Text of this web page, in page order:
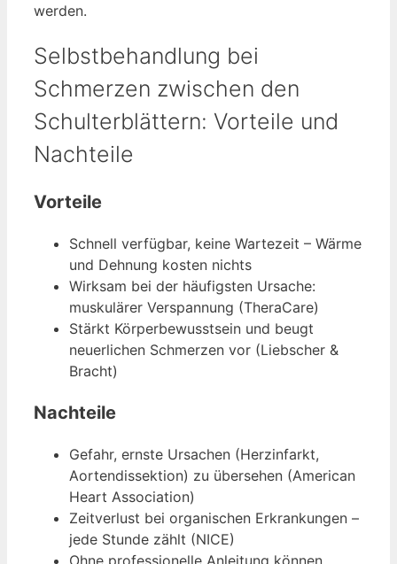
werden.
Selbstbehandlung bei
Schmerzen zwischen den
Schulterblättern: Vorteile und
Nachteile
Vorteile
Schnell verfügbar, keine Wartezeit – Wärme
und Dehnung kosten nichts
Wirksam bei der häufigsten Ursache:
muskulärer Verspannung (TheraCare)
Stärkt Körperbewusstsein und beugt
neuerlichen Schmerzen vor (Liebscher &
Bracht)
Nachteile
Gefahr, ernste Ursachen (Herzinfarkt,
Aortendissektion) zu übersehen (American
Heart Association)
Zeitverlust bei organischen Erkrankungen –
jede Stunde zählt (NICE)